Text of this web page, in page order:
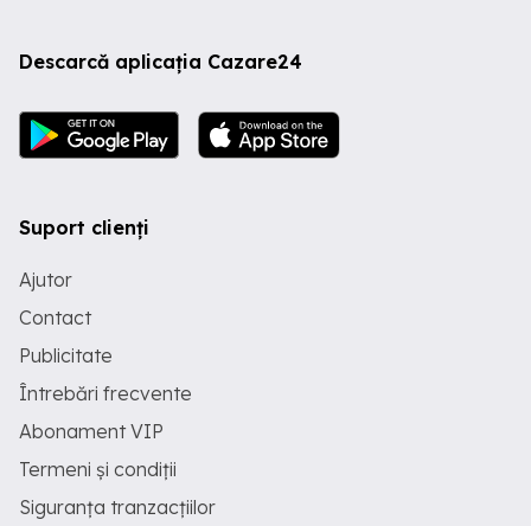
Descarcă aplicația Cazare24
Suport clienți
Ajutor
Contact
Publicitate
Întrebări frecvente
Abonament VIP
Termeni și condiții
Siguranța tranzacțiilor